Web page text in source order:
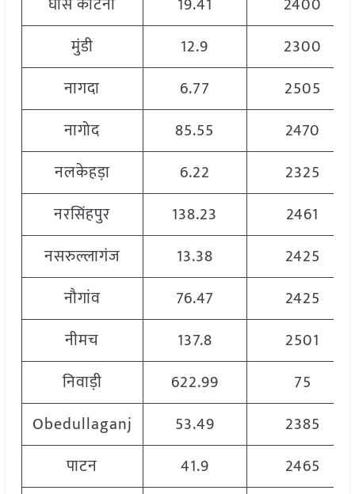
मुंडी
12.9
2300
नागदा
6.77
2505
नागोद
85.55
2470
नलकेहड़ा
6.22
2325
नरसिंहपुर
138.23
2461
नसरुल्लागंज
13.38
2425
नौगांव
76.47
2425
नीमच
137.8
2501
निवाड़ी
622.99
75
Obedullaganj
53.49
2385
पाटन
41.9
2465